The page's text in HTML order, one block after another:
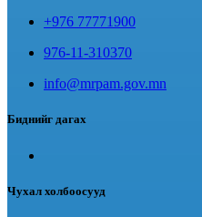
+976 77771900
976-11-310370
info@mrpam.gov.mn
Биднийг дагах
Чухал холбоосууд